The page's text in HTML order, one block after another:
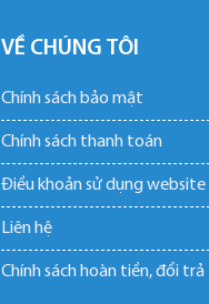
VỀ CHÚNG TÔI
Chính sách bảo mật
Chính sách thanh toán
Điều khoản sử dụng website
Liên hệ
Chính sách hoàn tiền, đổi trả